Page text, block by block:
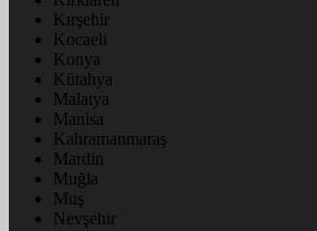
Kırşehir
Kocaeli
Konya
Kütahya
Malatya
Manisa
Kahramanmaraş
Mardin
Muğla
Muş
Nevşehir